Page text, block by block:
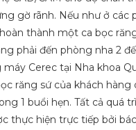
gờ rãnh. Nếu như ở các
thành một ca bọc
phải đến phòng nha 2
máy Cerec tại Nha khoa
răng sứ của khách hàng
1 buổi hẹn. Tất cả quá
thực hiện trực tiếp bởi